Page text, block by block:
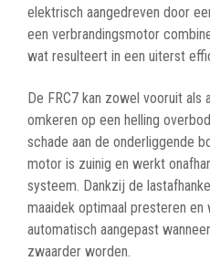
elektrisch aangedreven door
een verbrandingsmotor
wat resulteert in een uiterst
De FRC7 kan zowel vooruit als
omkeren op een helling
schade aan de onderliggende
motor is zuinig en werkt
systeem. Dankzij de
maaidek optimaal presteren en
automatisch aangepast
zwaarder worden.